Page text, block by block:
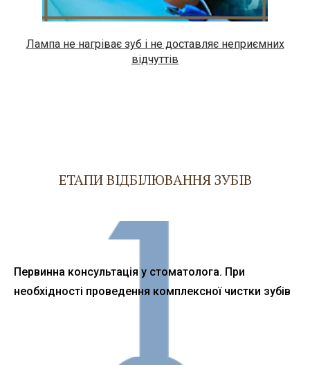
Лампа не нагріває зуб і не доставляє неприємних
відчуттів
ЕТАПИ ВІДБІЛЮВАННЯ ЗУБІВ
Первинна консультація у стоматолога. При
необхідності проведення комплексної чистки зубів